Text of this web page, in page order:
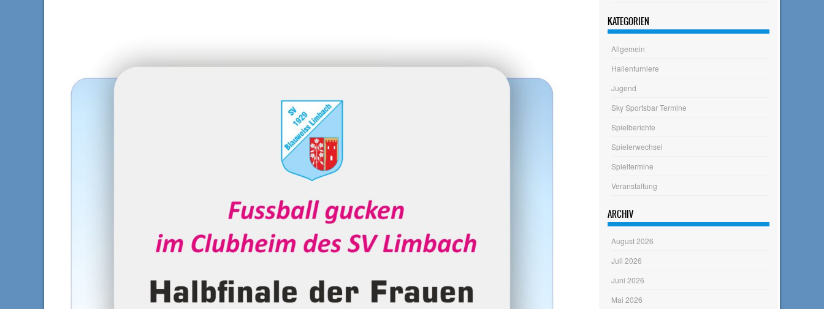
KATEGORIEN
Allgemein
Hallenturniere
Jugend
Sky Sportsbar Termine
Spielberichte
Spielerwechsel
Spieltermine
Veranstaltung
ARCHIV
August 2026
Juli 2026
Juni 2026
Mai 2026